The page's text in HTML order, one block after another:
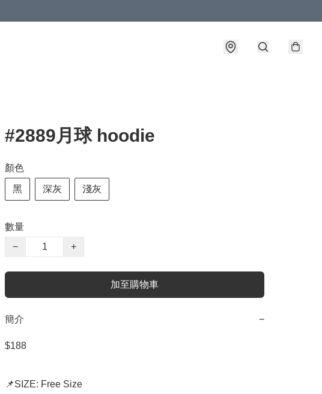
#2889月球 hoodie
顏色
黑 深灰 淺灰
數量
−
+
加至購物車
簡介 −
$188
📌SIZE: Free Size